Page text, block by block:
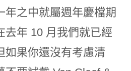
年之中就屬週年慶檔期
去年 10 月我們就已經
如果你還沒有考慮清